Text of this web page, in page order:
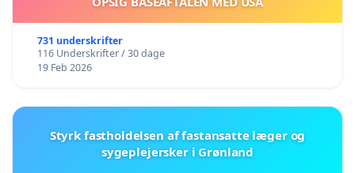
731 underskrifter
116 Underskrifter / 30 dage
19 Feb 2026
Styrk fastholdelsen af fastansatte læger og
sygeplejersker i Grønland